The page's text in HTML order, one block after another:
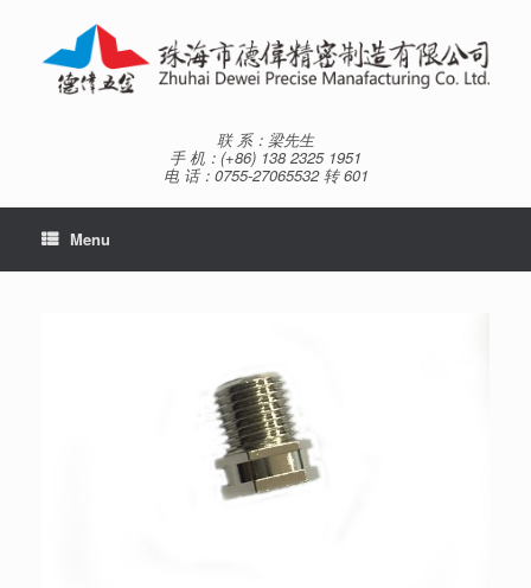
content
联 系：梁先生
手 机：(+86) 138 2325 1951
电 话：0755-27065532 转 601
Menu